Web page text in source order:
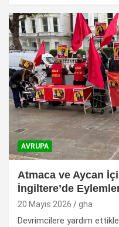
AVRUPA
Atmaca ve Aycan
İngiltere’de
20 Mayıs 2026 gha
Devrimcilere yardım